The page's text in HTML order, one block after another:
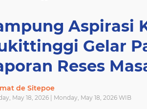
Aspirasi
Gelar
Reses
de Sitepoe
May 18, 2026 | Monday, May 18, 2026 WIB